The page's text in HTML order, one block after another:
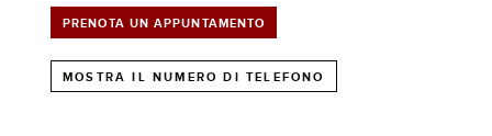
PRENOTA UN APPUNTAMENTO
MOSTRA IL NUMERO DI TELEFONO